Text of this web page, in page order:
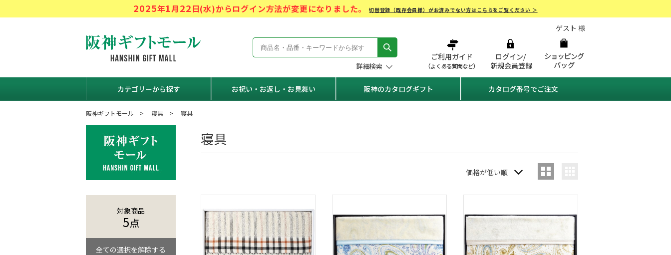
2025年1月22日(水)からログイン方法が変更になりました。切替登録（既存会員様）がお済みでない方はこちらをご覧ください ＞
阪神ギフトモール Hanshin Gift Mall
詳細検索
ゲスト 様
カテゴリーから探す お祝い・お返し・お見舞い 阪神のカタログギフト カタログ番号でご注文
阪神ギフトモール 寝具 寝具
寝具
価格が低い順
対象商品
5点
全ての選択を解除する